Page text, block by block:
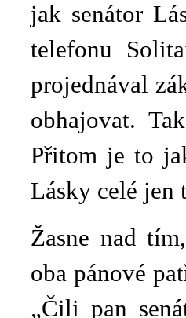
jak senátor
telefonu
projednával
obhajovat.
Přitom je to
Lásky celé jen
Žasne nad
oba pánové
„Čili pan